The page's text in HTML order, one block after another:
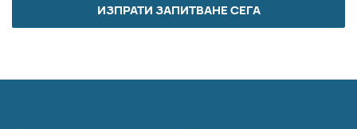
ИЗПРАТИ ЗАПИТВАНЕ СЕГА